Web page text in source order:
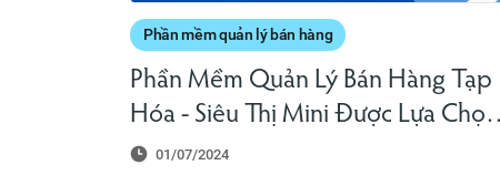
Phần mềm quản lý bán hàng
Phần Mềm Quản Lý Bán Hàng Tạp
Hóa - Siêu Thị Mini Được Lựa Chọn
Nhiều Nhất
01/07/2024